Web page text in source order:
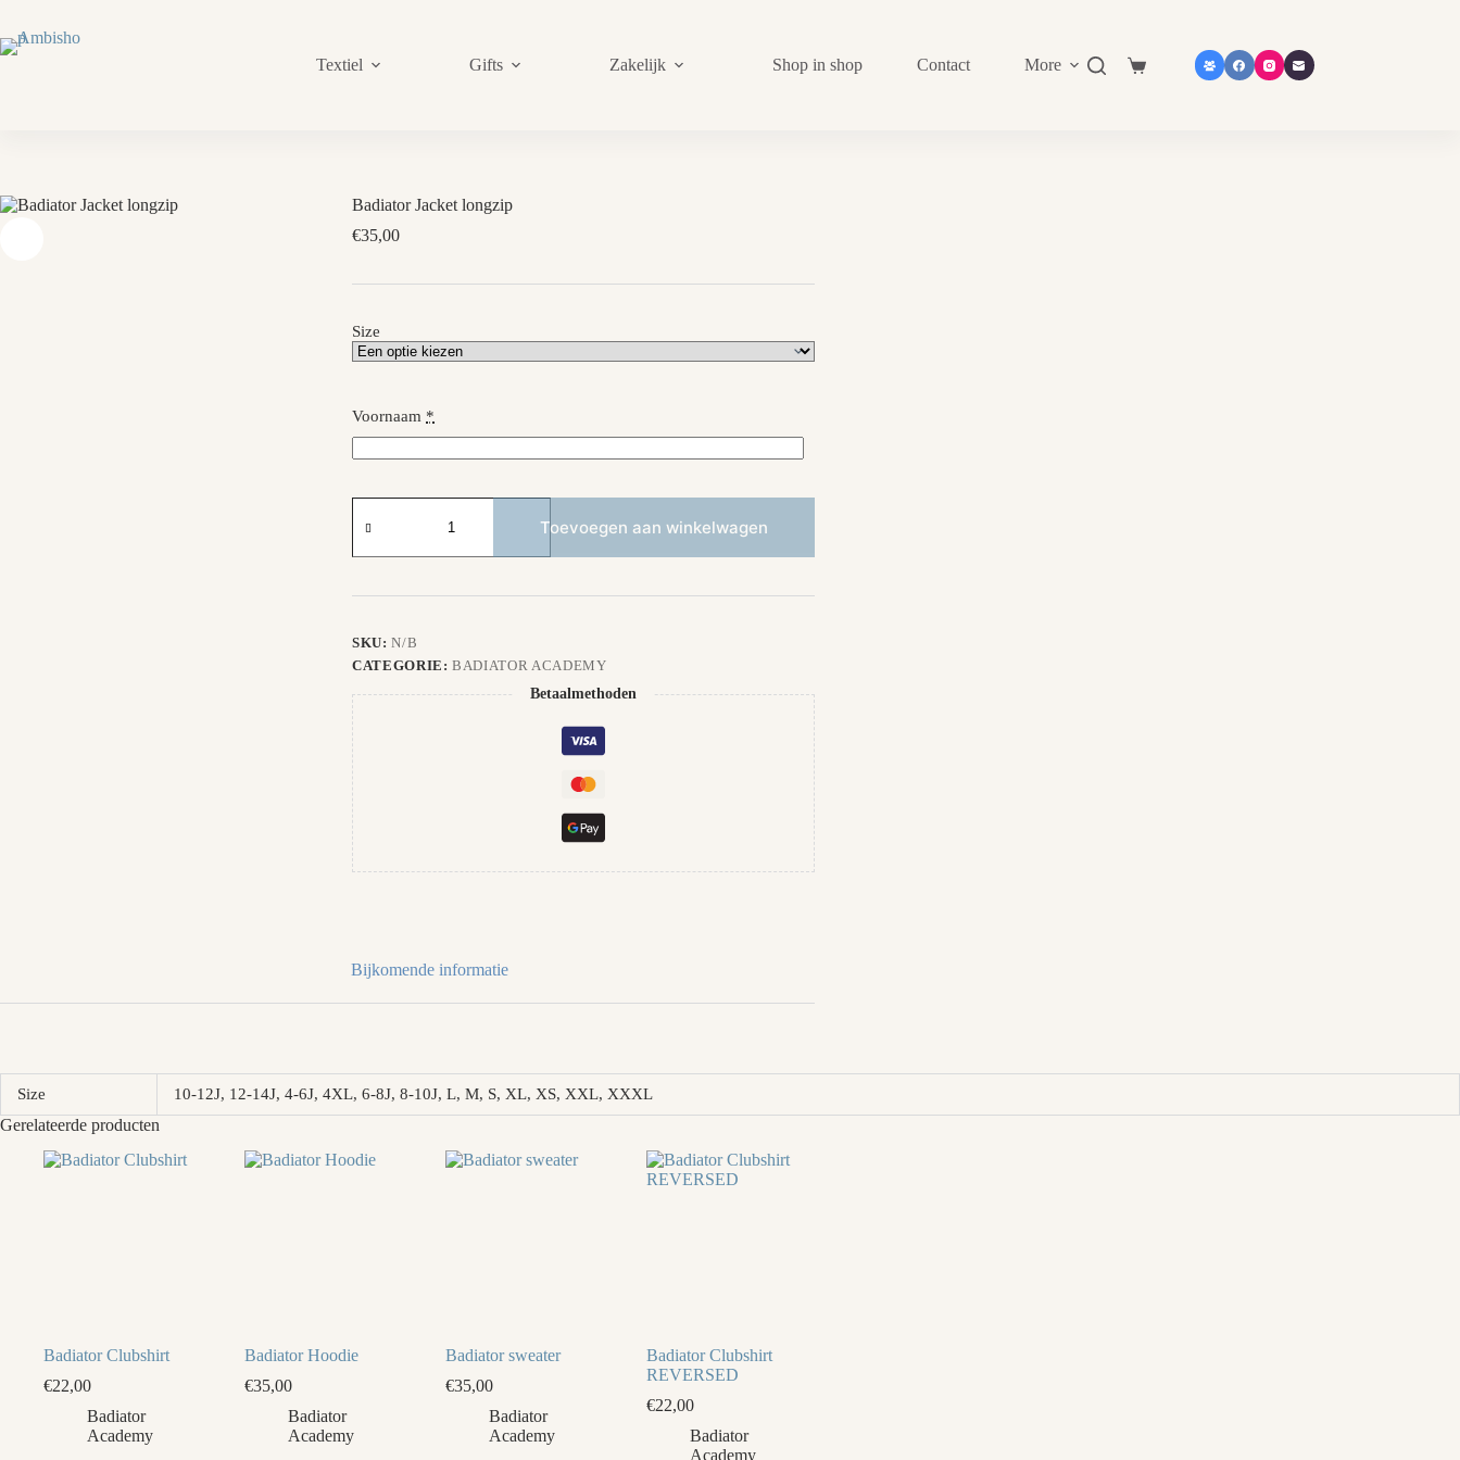
content
Textiel
Gifts Zakelijk Shop in shop Contact More
Shopping
Badiator Jacket longzip
€35,00
Size
Voornaam *
Jacket
aantal
Toevoegen aan winkelwagen
SKU:N/B
CATEGORIE:BADIATOR ACADEMY
Betaalmethoden
Bijkomende informatie
Size 10-12J, 12-14J, 4-6J, 4XL, 6-8J, 8-10J, L, M, S, XL, XS, XXL, XXXL
Gerelateerde producten
Badiator Clubshirt
€22,00
Badiator
Academy
Badiator Hoodie
€35,00
Badiator
Academy
Badiator sweater
€35,00
Badiator
Academy
Badiator Clubshirt
REVERSED
€22,00
Badiator
Academy